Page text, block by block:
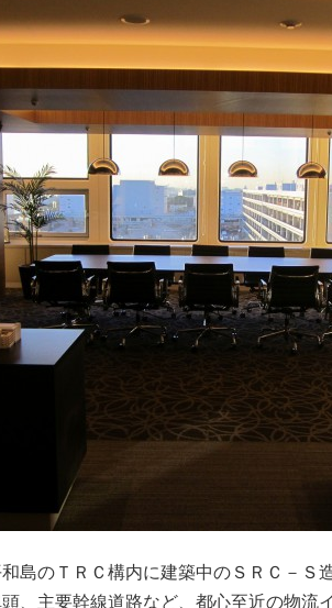
島のＴＲＣ構内に建築中のＳＲＣ－Ｓ
、主要幹線道路など、都心至近の物流